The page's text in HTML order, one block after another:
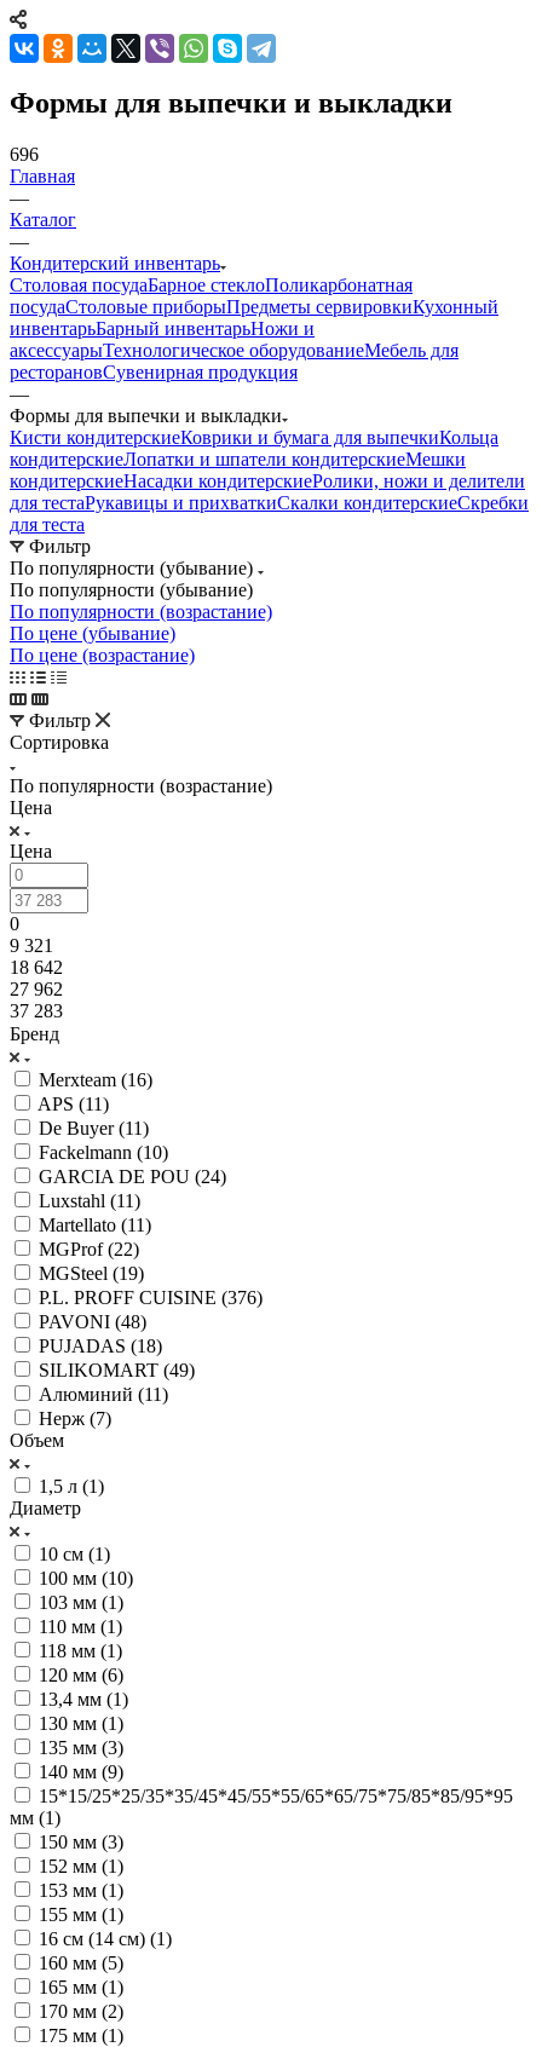
Формы для выпечки и выкладки
696
Главная
—
Каталог
—
Кондитерский инвентарь
Столовая посудаБарное стеклоПоликарбонатная
посудаСтоловые приборыПредметы сервировкиКухонный
инвентарьБарный инвентарьНожи и
аксессуарыТехнологическое оборудованиеМебель для
ресторановСувенирная продукция
—
Формы для выпечки и выкладки
Кисти кондитерскиеКоврики и бумага для выпечкиКольца
кондитерскиеЛопатки и шпатели кондитерскиеМешки
кондитерскиеНасадки кондитерскиеРолики, ножи и делители
для тестаРукавицы и прихваткиСкалки кондитерскиеСкребки
для теста
Фильтр
По популярности (убывание)
По популярности (убывание)
По популярности (возрастание)
По цене (убывание)
По цене (возрастание)
Фильтр
Сортировка
По популярности (возрастание)
Цена
Цена
0
9 321
18 642
27 962
37 283
Бренд
Merxteam (16)
APS (11)
De Buyer (11)
Fackelmann (10)
GARCIA DE POU (24)
Luxstahl (11)
Martellato (11)
MGProf (22)
MGSteel (19)
P.L. PROFF CUISINE (376)
PAVONI (48)
PUJADAS (18)
SILIKOMART (49)
Алюминий (11)
Нерж (7)
Объем
1,5 л (1)
Диаметр
10 см (1)
100 мм (10)
103 мм (1)
110 мм (1)
118 мм (1)
120 мм (6)
13,4 мм (1)
130 мм (1)
135 мм (3)
140 мм (9)
15*15/25*25/35*35/45*45/55*55/65*65/75*75/85*85/95*95
мм (1)
150 мм (3)
152 мм (1)
153 мм (1)
155 мм (1)
16 см (14 см) (1)
160 мм (5)
165 мм (1)
170 мм (2)
175 мм (1)